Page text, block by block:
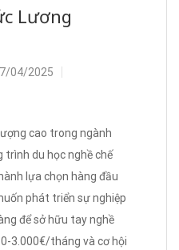
Lương
04/2025
cao trong ngành
du học nghề chế
lựa chọn hàng đầu
phát triển sự nghiệp
để sở hữu tay nghề
3.000€/tháng và cơ hội